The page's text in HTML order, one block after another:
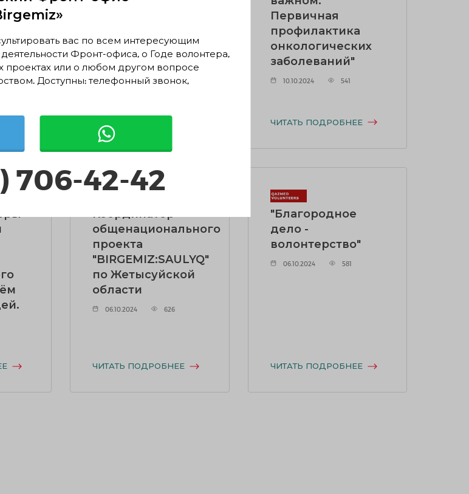
12.10.2024
Первичная
профилактика
онкологических
заболеваний"
10.10.2024 541
ЧИТАТЬ ПОДРОБНЕЕ
Координатор
общенационального
проекта
"BIRGEMIZ:SAULYQ"
по Жетысуйской
области
06.10.2024 626
ЧИТАТЬ ПОДРОБНЕЕ
"Благородное
дело -
волонтерство"
06.10.2024 581
ЧИТАТЬ ПОДРОБНЕЕ
вас по всем интересующим
Фронт-офиса, о Годе волонтера,
проектах или о любом другом вопросе
Доступны: телефонный звонок,
706-42-42